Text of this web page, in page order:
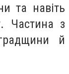
та навіть
Частина з
й